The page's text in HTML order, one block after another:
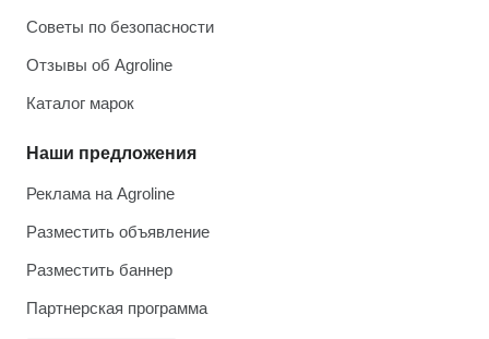
Советы по безопасности
Отзывы об Agroline
Каталог марок
Наши предложения
Реклама на Agroline
Разместить объявление
Разместить баннер
Партнерская программа